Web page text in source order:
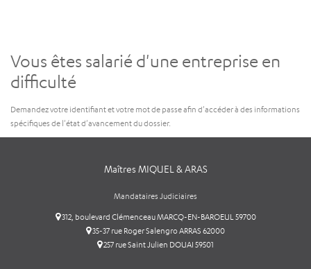
Vous êtes salarié d'une entreprise en
difficulté
Demandez votre identifiant et votre mot de passe afin d'accéder à des informations
spécifiques de l'état d'avancement du dossier.
Maîtres MIQUEL & ARAS
Mandataires Judiciaires
312, boulevard Clémenceau MARCQ-EN-BAROEUL 59700
35-37 rue Roger Salengro ARRAS 62000
257 rue Saint Julien DOUAI 59501